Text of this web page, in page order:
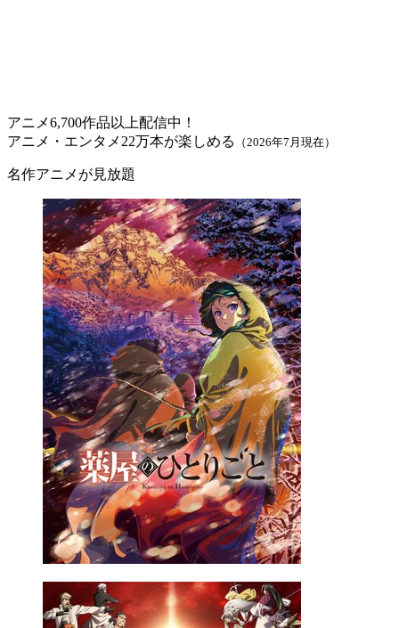
アニメ6,700作品以上配信中！
アニメ・エンタメ22万本が楽しめる
（2026年7月現在）
名作アニメが見放題